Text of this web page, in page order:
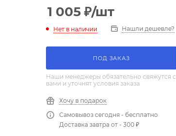
1 005 ₽/шт
Нет в наличии Нашли дешевле?
ПОД ЗАКАЗ
Наши менеджеры обязательно свяжутся с
вами и уточнят условия заказа
Хочу в подарок
Самовывоз сегодня - бесплатно
Доставка завтра от - 300 ₽